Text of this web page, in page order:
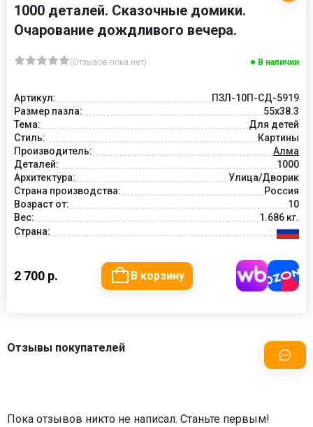
1000 деталей. Сказочные домики.
Очарование дождливого вечера.
(Отзывов пока нет) В наличии
Артикул:
ПЗЛ-10П-СД-5919
Размер пазла:
55х38.3
Тема:
Для детей
Стиль:
Картины
Производитель:
Алма
Деталей:
1000
Архитектура:
Улица/Дворик
Страна производства:
Россия
Возраст от:
10
Вес:
1.686 кг.
Страна:
2 700 р. В корзину
Отзывы покупателей
Пока отзывов никто не написал. Станьте первым!